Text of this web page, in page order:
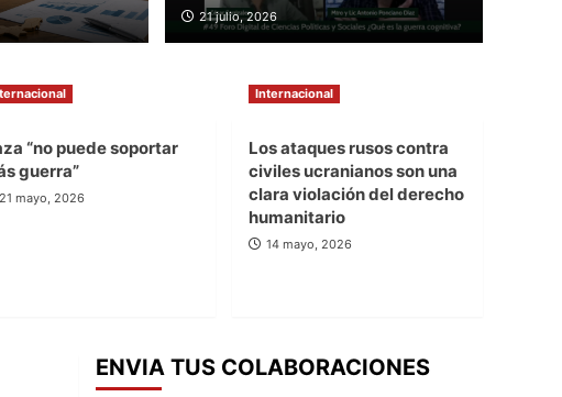
21 julio, 2026
“no puede soportar
guerra”
21 mayo, 2026
Internacional
Los ataques rusos contra
civiles ucranianos son una
clara violación del derecho
humanitario
14 mayo, 2026
ENVIA TUS COLABORACIONES